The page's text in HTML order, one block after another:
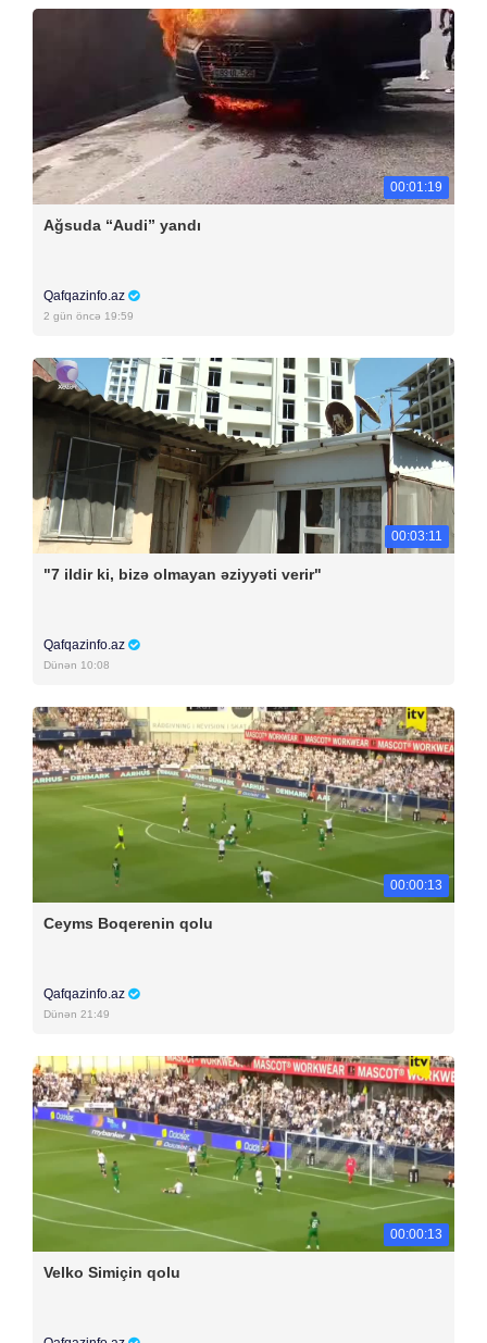
00:01:19
Ağsuda “Audi” yandı
Qafqazinfo.az
2 gün öncə 19:59
00:03:11
"7 ildir ki, bizə olmayan əziyyəti verir"
Qafqazinfo.az
Dünən 10:08
00:00:13
Ceyms Boqerenin qolu
Qafqazinfo.az
Dünən 21:49
00:00:13
Velko Simiçin qolu